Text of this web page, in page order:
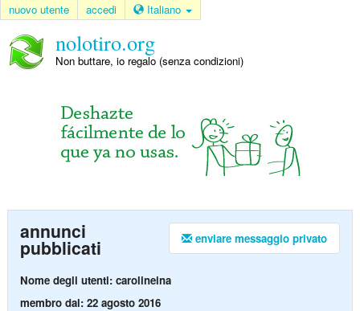
nuovo utente accedi Italiano
nolotiro.org
Non buttare, io regalo (senza condizioni)
enviare messaggio privato
annunci
pubblicati
Nome degli utenti: carolineina
membro dal: 22 agosto 2016